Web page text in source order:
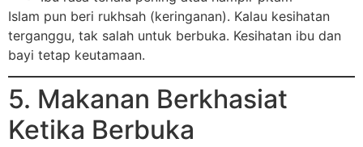
Islam pun beri rukhsah (keringanan). Kalau kesihatan
terganggu, tak salah untuk berbuka. Kesihatan ibu dan
bayi tetap keutamaan.
5. Makanan Berkhasiat
Ketika Berbuka